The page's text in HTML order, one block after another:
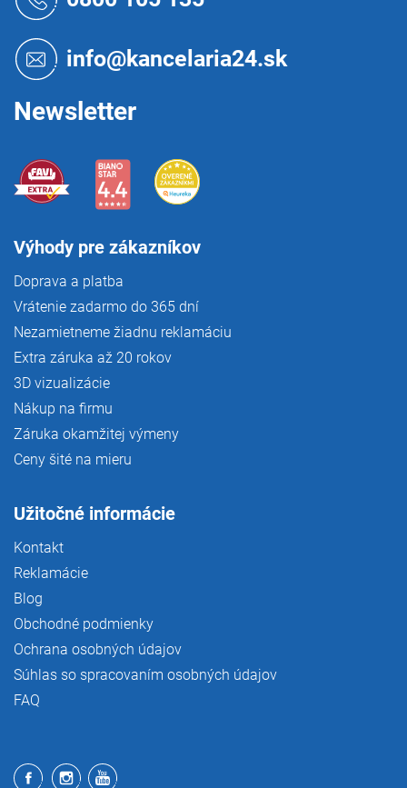
info@kancelaria24.sk
Newsletter
Výhody pre zákazníkov
Doprava a platba
Vrátenie zadarmo do 365 dní
Nezamietneme žiadnu reklamáciu
Extra záruka až 20 rokov
3D vizualizácie
Nákup na firmu
Záruka okamžitej výmeny
Ceny šité na mieru
Užitočné informácie
Kontakt
Reklamácie
Blog
Obchodné podmienky
Ochrana osobných údajov
Súhlas so spracovaním osobných údajov
FAQ